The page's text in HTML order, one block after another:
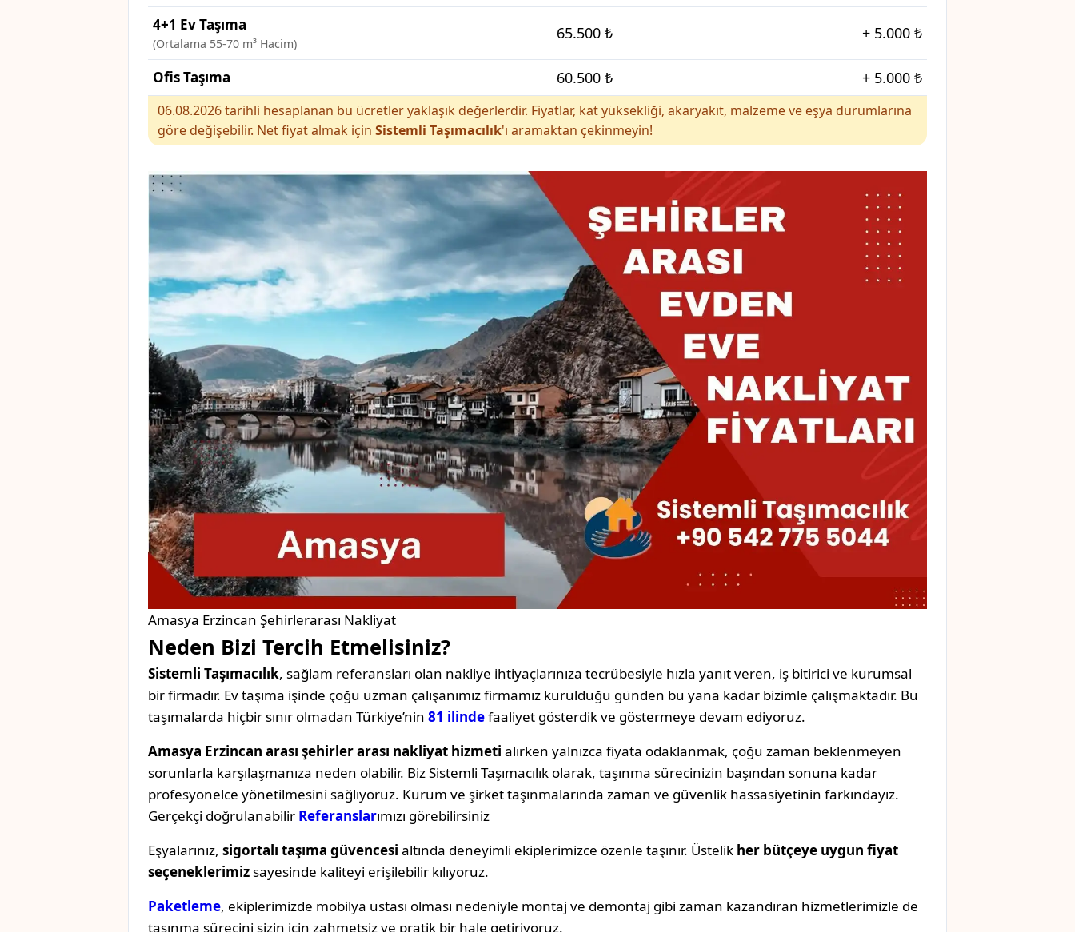
4+1 Ev Taşıma
(Ortalama 55-70 m³ Hacim)
65.500 ₺ + 5.000 ₺
Ofis Taşıma 60.500 ₺ + 5.000 ₺
06.08.2026 tarihli hesaplanan bu ücretler yaklaşık değerlerdir. Fiyatlar, kat yüksekliği, akaryakıt, malzeme ve eşya durumlarına
göre değişebilir. Net fiyat almak için Sistemli Taşımacılık'ı aramaktan çekinmeyin!
Amasya Erzincan Şehirlerarası Nakliyat
Neden Bizi Tercih Etmelisiniz?
Sistemli Taşımacılık, sağlam referansları olan nakliye ihtiyaçlarınıza tecrübesiyle hızla yanıt veren, iş bitirici ve kurumsal
bir firmadır. Ev taşıma işinde çoğu uzman çalışanımız firmamız kurulduğu günden bu yana kadar bizimle çalışmaktadır. Bu
taşımalarda hiçbir sınır olmadan Türkiye’nin 81 ilindefaaliyet gösterdik ve göstermeye devam ediyoruz.
Amasya Erzincan arası şehirler arası nakliyat hizmeti alırken yalnızca fiyata odaklanmak, çoğu zaman beklenmeyen
sorunlarla karşılaşmanıza neden olabilir. Biz Sistemli Taşımacılık olarak, taşınma sürecinizin başından sonuna kadar
profesyonelce yönetilmesini sağlıyoruz. Kurum ve şirket taşınmalarında zaman ve güvenlik hassasiyetinin farkındayız.
Gerçekçi doğrulanabilir Referanslarımızı görebilirsiniz
Eşyalarınız, sigortalı taşıma güvencesi altında deneyimli ekiplerimizce özenle taşınır. Üstelik her bütçeye uygun fiyat
seçeneklerimizsayesinde kaliteyi erişilebilir kılıyoruz.
Paketleme, ekiplerimizde mobilya ustası olması nedeniyle montaj ve demontaj gibi zaman kazandıran hizmetlerimizle de
taşınma sürecini sizin için zahmetsiz ve pratik bir hale getiriyoruz.